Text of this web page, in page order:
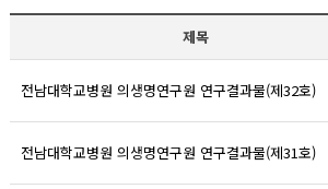
제목
전남대학교병원 의생명연구원 연구결과물(제32호)
전남대학교병원 의생명연구원 연구결과물(제31호)